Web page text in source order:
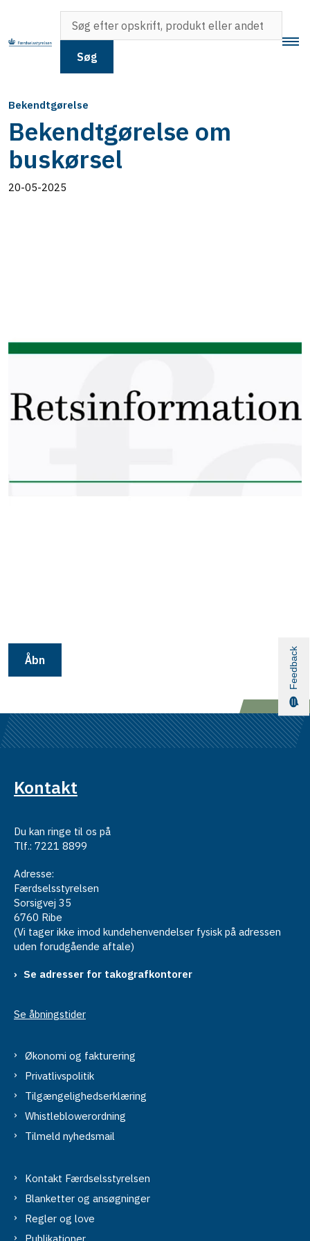
Søg
Bekendtgørelse
Bekendtgørelse om
buskørsel
20-05-2025
Åbn
Kontakt
Du kan ringe til os på
Tlf.: 7221 8899
Adresse:
Færdselsstyrelsen
Sorsigvej 35
6760 Ribe
(Vi tager ikke imod kundehenvendelser fysisk på adressen
uden forudgående aftale)
Se adresser for takografkontorer
Se åbningstider
Økonomi og fakturering
Privatlivspolitik
Tilgængelighedserklæring
Whistleblowerordning
Tilmeld nyhedsmail
Kontakt Færdselsstyrelsen
Blanketter og ansøgninger
Regler og love
Publikationer
Feedback